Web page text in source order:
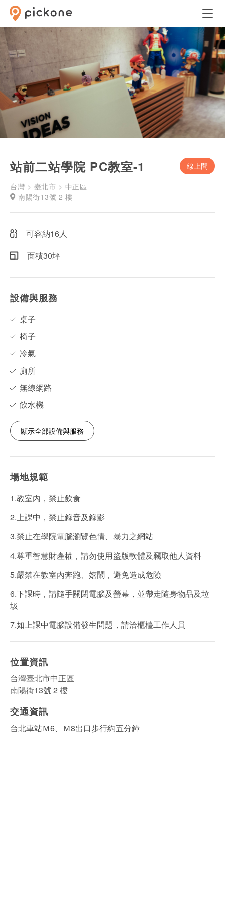
站前二站學院 PC教室-1
線上問
台灣 > 臺北市 > 中正區
南陽街13號 2 樓
可容納16人
面積30坪
設備與服務
桌子
椅子
冷氣
廁所
無線網路
飲水機
顯示全部設備與服務
場地規範
1.教室內，禁止飲食
2.上課中，禁止錄音及錄影
3.禁止在學院電腦瀏覽色情、暴力之網站
4.尊重智慧財產權，請勿使用盜版軟體及竊取他人資料
5.嚴禁在教室內奔跑、嬉鬧，避免造成危險
6.下課時，請隨手關閉電腦及螢幕，並帶走隨身物品及垃
圾
7.如上課中電腦設備發生問題，請洽櫃檯工作人員
位置資訊
台灣臺北市中正區
南陽街13號 2 樓
交通資訊
台北車站Ｍ6、Ｍ8出口步行約五分鐘